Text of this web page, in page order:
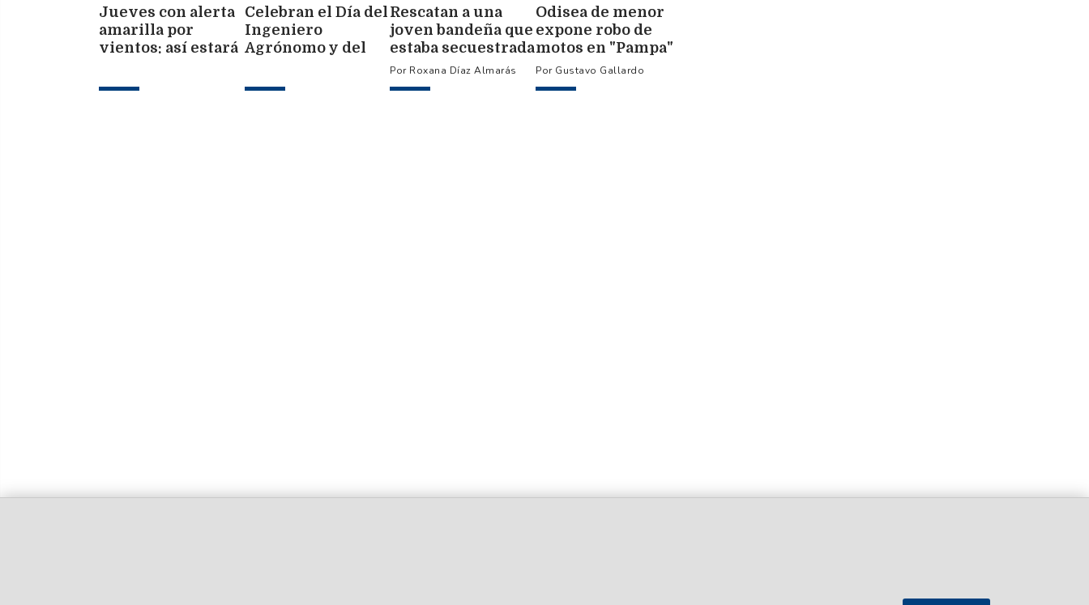
Jueves con alerta
amarilla por
vientos: así estará
agosto en Santiago
Celebran el Día del
Ingeniero
Agrónomo y del
Rescatan a una
joven bandeña que
estaba secuestrada
por su pareja en la
provincia de Salta
Roxana Díaz Almarás
Odisea de menor
expone robo de
motos en "Pampa"
e investigan
posible fugaz
Gustavo Gallardo